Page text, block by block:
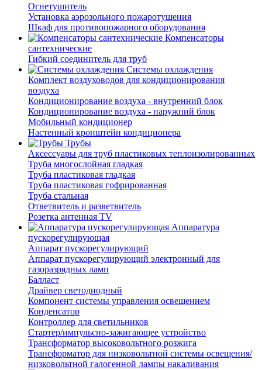
Огнетушитель
Установка аэрозольного пожаротушения
Шкаф для противопожарного оборудования
Компенсаторы
сантехнические
Гибкий соединитель для труб
Системы охлаждения
Комплект воздуховодов для кондиционирования
воздуха
Кондиционирование воздуха - внутренний блок
Кондиционирование воздуха - наружний блок
Мобильный кондиционер
Настенный кронштейн кондиционера
Трубы
Аксессуары для труб пластиковых теплоизолированных
Труба многослойная гладкая
Труба пластиковая гладкая
Труба пластиковая гофрированная
Труба стальная
Ответвитель и разветвитель
Розетка антенная TV
Аппаратура
пускорегулирующая
Аппарат пускорегулирующий
Аппарат пускорегулирующий электронный для
газоразрядных ламп
Балласт
Драйвер светодиодный
Компонент системы управления освещением
Конденсатор
Контроллер для светильников
Стартер/импульсно-зажигающее устройство
Трансформатор высоковольтного розжига
Трансформатор для низковольтной системы освещения/
низковольтной галогенной лампы накаливания